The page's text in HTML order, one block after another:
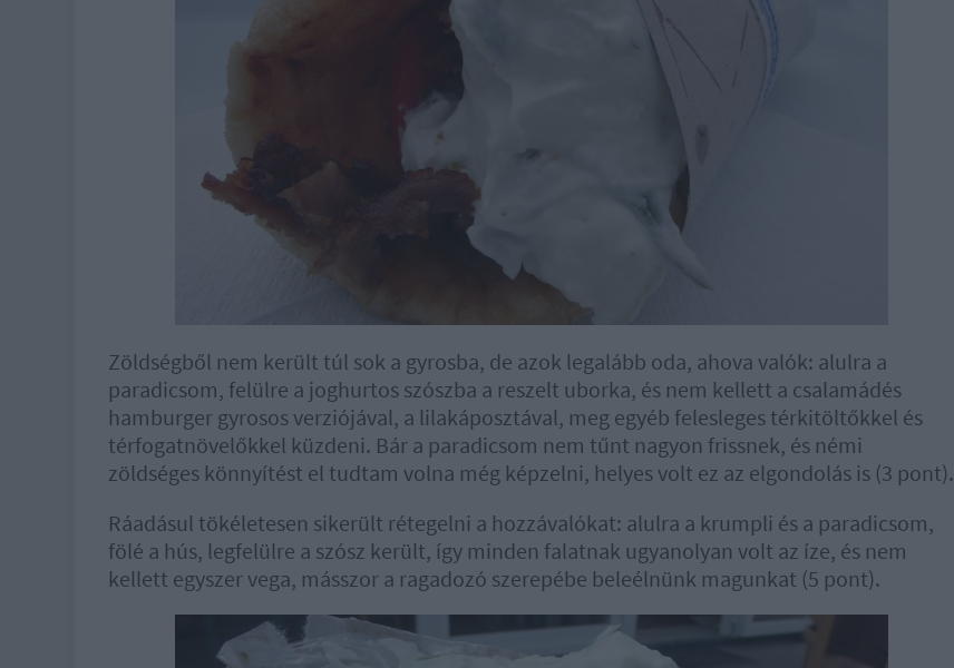
Zöldségből nem került túl sok a gyrosba, de azok legalább oda, ahova valók: alulra a
paradicsom, felülre a joghurtos szószba a reszelt uborka, és nem kellett a csalamádés
hamburger gyrosos verziójával, a lilakáposztával, meg egyéb felesleges térkitöltőkkel és
térfogatnövelőkkel küzdeni. Bár a paradicsom nem tűnt nagyon frissnek, és némi
zöldséges könnyítést el tudtam volna még képzelni, helyes volt ez az elgondolás is (3 pont).
Ráadásul tökéletesen sikerült rétegelni a hozzávalókat: alulra a krumpli és a paradicsom,
fölé a hús, legfelülre a szósz került, így minden falatnak ugyanolyan volt az íze, és nem
kellett egyszer vega, másszor a ragadozó szerepébe beleélnünk magunkat (5 pont).